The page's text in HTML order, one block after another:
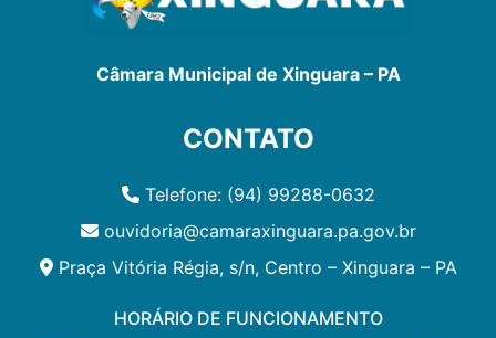
Câmara Municipal de Xinguara – PA
CONTATO
Telefone: (94) 99288-0632
ouvidoria@camaraxinguara.pa.gov.br
Praça Vitória Régia, s/n, Centro – Xinguara – PA
HORÁRIO DE FUNCIONAMENTO